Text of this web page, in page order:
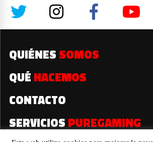
QUIÉNES SOMOS
QUÉ HACEMOS
CONTACTO
SERVICIOS PUREGAMING